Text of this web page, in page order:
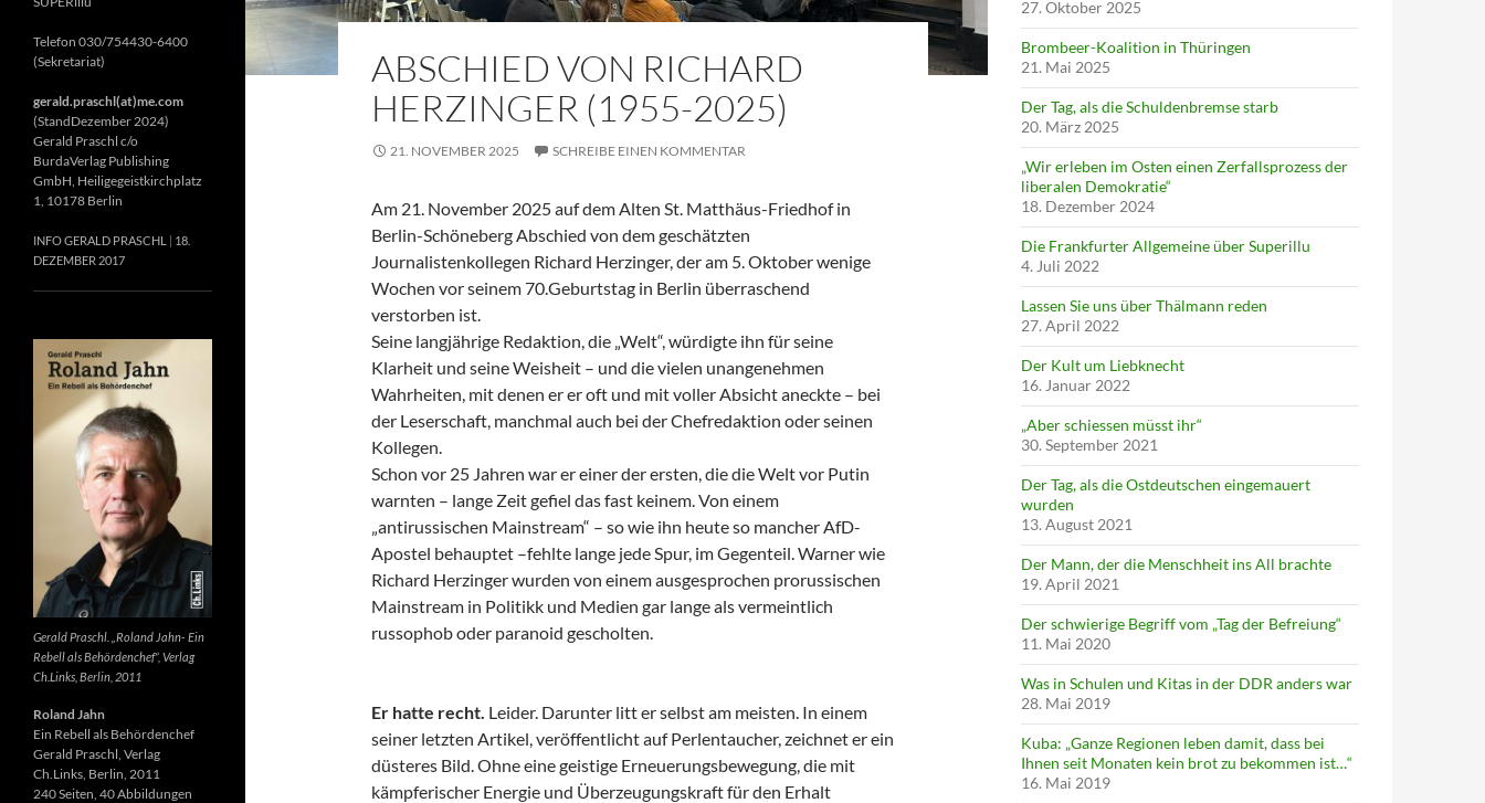
ABSCHIED VON RICHARD
HERZINGER (1955-2025)
21. NOVEMBER 2025 SCHREIBE EINEN KOMMENTAR
Am 21. November 2025 auf dem Alten St. Matthäus-Friedhof in
Berlin-Schöneberg Abschied von dem geschätzten
Journalistenkollegen Richard Herzinger, der am 5. Oktober wenige
Wochen vor seinem 70.Geburtstag in Berlin überraschend
verstorben ist.
Seine langjährige Redaktion, die „Welt“, würdigte ihn für seine
Klarheit und seine Weisheit – und die vielen unangenehmen
Wahrheiten, mit denen er er oft und mit voller Absicht aneckte – bei
der Leserschaft, manchmal auch bei der Chefredaktion oder seinen
Kollegen.
Schon vor 25 Jahren war er einer der ersten, die die Welt vor Putin
warnten – lange Zeit gefiel das fast keinem. Von einem
„antirussischen Mainstream“ – so wie ihn heute so mancher AfD-
Apostel behauptet –fehlte lange jede Spur, im Gegenteil. Warner wie
Richard Herzinger wurden von einem ausgesprochen prorussischen
Mainstream in Politikk und Medien gar lange als vermeintlich
russophob oder paranoid gescholten.
Er hatte recht. Leider. Darunter litt er selbst am meisten. In einem
seiner letzten Artikel, veröffentlicht auf Perlentaucher, zeichnet er ein
düsteres Bild. Ohne eine geistige Erneuerungsbewegung, die mit
kämpferischer Energie und Überzeugungskraft für den Erhalt
27. Oktober 2025
Brombeer-Koalition in Thüringen
21. Mai 2025
Der Tag, als die Schuldenbremse starb
20. März 2025
„Wir erleben im Osten einen Zerfallsprozess der
liberalen Demokratie“
18. Dezember 2024
Die Frankfurter Allgemeine über Superillu
4. Juli 2022
Lassen Sie uns über Thälmann reden
27. April 2022
Der Kult um Liebknecht
16. Januar 2022
„Aber schiessen müsst ihr“
30. September 2021
Der Tag, als die Ostdeutschen eingemauert
wurden
13. August 2021
Der Mann, der die Menschheit ins All brachte
19. April 2021
Der schwierige Begriff vom „Tag der Befreiung“
11. Mai 2020
Was in Schulen und Kitas in der DDR anders war
28. Mai 2019
Kuba: „Ganze Regionen leben damit, dass bei
Ihnen seit Monaten kein brot zu bekommen ist…“
16. Mai 2019
Telefon 030/754430-6400
(Sekretariat)
gerald.praschl(at)me.com
(StandDezember 2024)
Gerald Praschl c/o
BurdaVerlag Publishing
GmbH, Heiligegeistkirchplatz
1, 10178 Berlin
INFO GERALD PRASCHL
18.
DEZEMBER 2017
Gerald Praschl. „Roland Jahn- Ein
Rebell als Behördenchef“, Verlag
Ch.Links, Berlin, 2011
Roland Jahn
Ein Rebell als Behördenchef
Gerald Praschl, Verlag
Ch.Links, Berlin, 2011
240 Seiten, 40 Abbildungen